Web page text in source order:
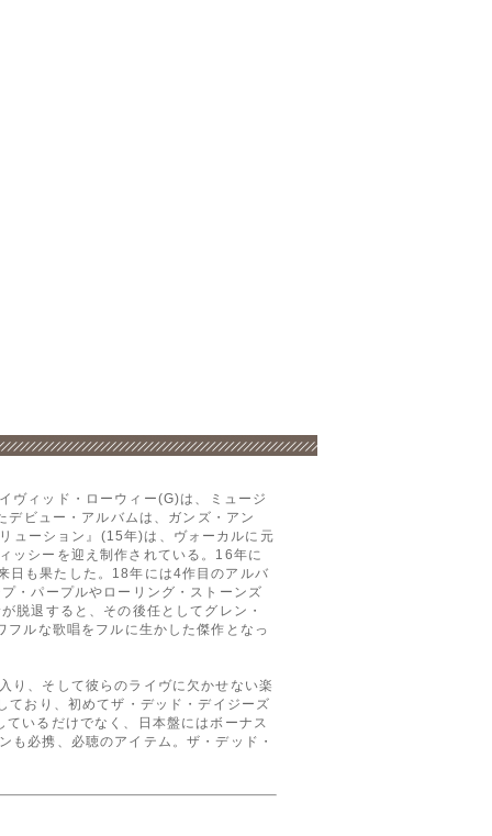
ヴィッド・ローウィー(G)は、ミュージ
ビュー・アルバムは、ガンズ・アン
ューション』(15年)は、ヴォーカルに元
ッシーを迎え制作されている。16年に
日も果たした。18年には4作目のアルバ
・パープルやローリング・ストーンズ
脱退すると、その後任としてグレン・
ルな歌唱をフルに生かした傑作となっ
り、そして彼らのライヴに欠かせない楽
ており、初めてザ・デッド・デイジーズ
いるだけでなく、日本盤にはボーナス
も必携、必聴のアイテム。ザ・デッド・